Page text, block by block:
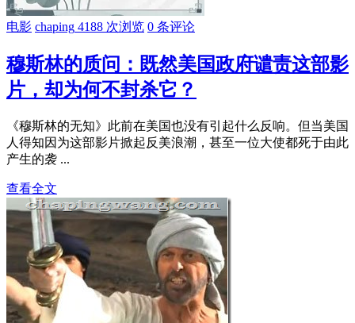
电影 chaping 4188 次浏览 0 条评论
穆斯林的质问：既然美国政府谴责这部影
片，却为何不封杀它？
《穆斯林的无知》此前在美国也没有引起什么反响。但当美国
人得知因为这部影片掀起反美浪潮，甚至一位大使都死于由此
产生的袭 ...
查看全文